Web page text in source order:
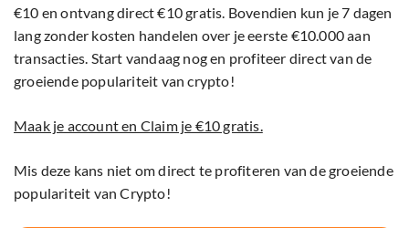
€10 en ontvang direct €10 gratis. Bovendien kun je 7 dagen
lang zonder kosten handelen over je eerste €10.000 aan
transacties. Start vandaag nog en profiteer direct van de
groeiende populariteit van crypto!
Maak je account en Claim je €10 gratis.
Mis deze kans niet om direct te profiteren van de groeiende
populariteit van Crypto!